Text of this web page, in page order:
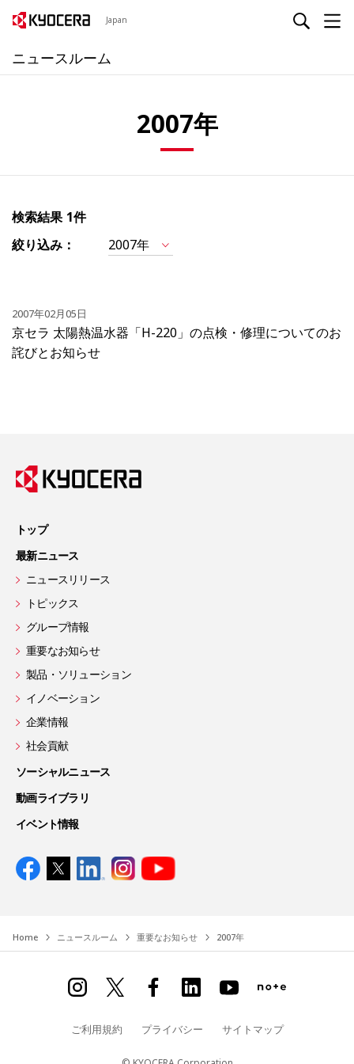
Japan
ニュースルーム
2007年
検索結果 1件
絞り込み：
2007年
2007年02月05日
京セラ 太陽熱温水器「H-220」の点検・修理についてのお
詫びとお知らせ
トップ
最新ニュース
ニュースリリース
トピックス
グループ情報
重要なお知らせ
製品・ソリューション
イノベーション
企業情報
社会貢献
ソーシャルニュース
動画ライブラリ
イベント情報
Home ニュースルーム 重要なお知らせ 2007年
ご利用規約 プライバシー サイトマップ